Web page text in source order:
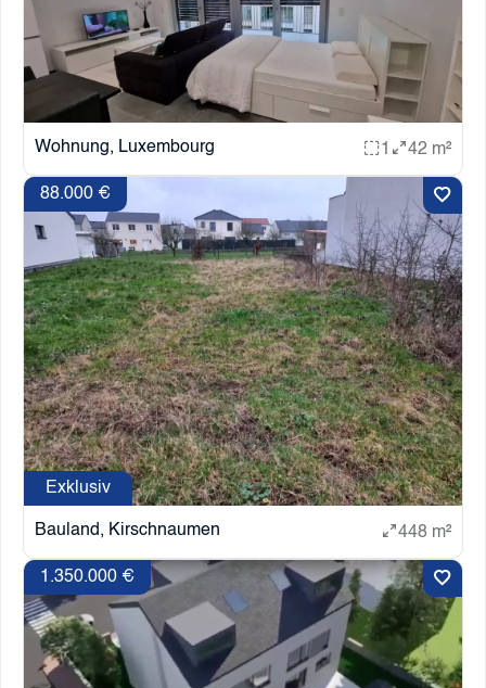
Wohnung, Luxembourg 1 42 m²
Exklusiv
Bauland, Kirschnaumen
88.000 €
448 m²
1.350.000 €